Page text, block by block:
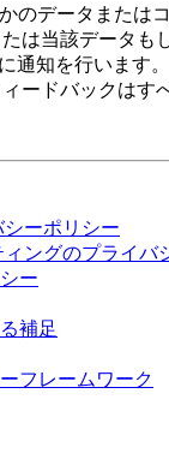
のデータまたは
は当該データも
通知を行います。
ィードバックは
シーポリシー
ィングのプライバ
ー
補足
フレームワーク